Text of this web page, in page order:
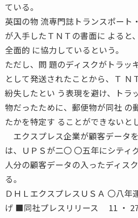
ている。
英国の物 流専門誌トランスポート
が入手したＴＮＴの書面に よると
全面的 に協力しているという。
ただし、問 題のディスクがトラッ
として発送されたことから、Ｔ Ｎ
紛失したとい う表現を避け、トラ
物だったために、郵便物が同社 の
たかを特定す ることができないと
エクスプレス企業が顧客データ
は、ＵＰＳが二〇 〇五年にシティ
人分の顧客データの入ったディス
る。
ＤＨＬエクスプレスＵＳＡ 〇八年
げ ■同社プレスリリース 11 ・